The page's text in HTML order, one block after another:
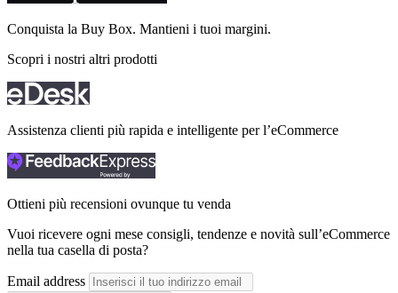
Conquista la Buy Box. Mantieni i tuoi margini.
Scopri i nostri altri prodotti
Assistenza clienti più rapida e intelligente per l’eCommerce
Ottieni più recensioni ovunque tu venda
Vuoi ricevere ogni mese consigli, tendenze e novità sull’eCommerce
nella tua casella di posta?
Email address